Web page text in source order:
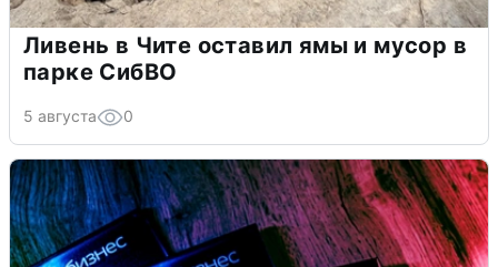
Ливень в Чите оставил ямы и мусор в
парке СибВО
5 августа 0